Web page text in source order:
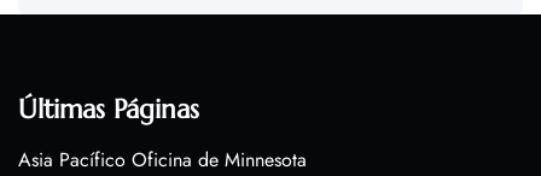
Últimas Páginas
Asia Pacífico Oficina de Minnesota